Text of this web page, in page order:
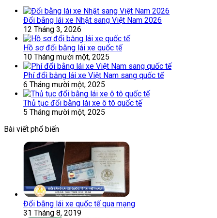
Đổi bằng lái xe Nhật sang Việt Nam 2026
12 Tháng 3, 2026
Hồ sơ đổi bằng lái xe quốc tế
10 Tháng mười một, 2025
Phí đổi bằng lái xe Việt Nam sang quốc tế
6 Tháng mười một, 2025
Thủ tục đổi bằng lái xe ô tô quốc tế
5 Tháng mười một, 2025
Bài viết phổ biến
Đổi bằng lái xe quốc tế qua mạng
31 Tháng 8, 2019